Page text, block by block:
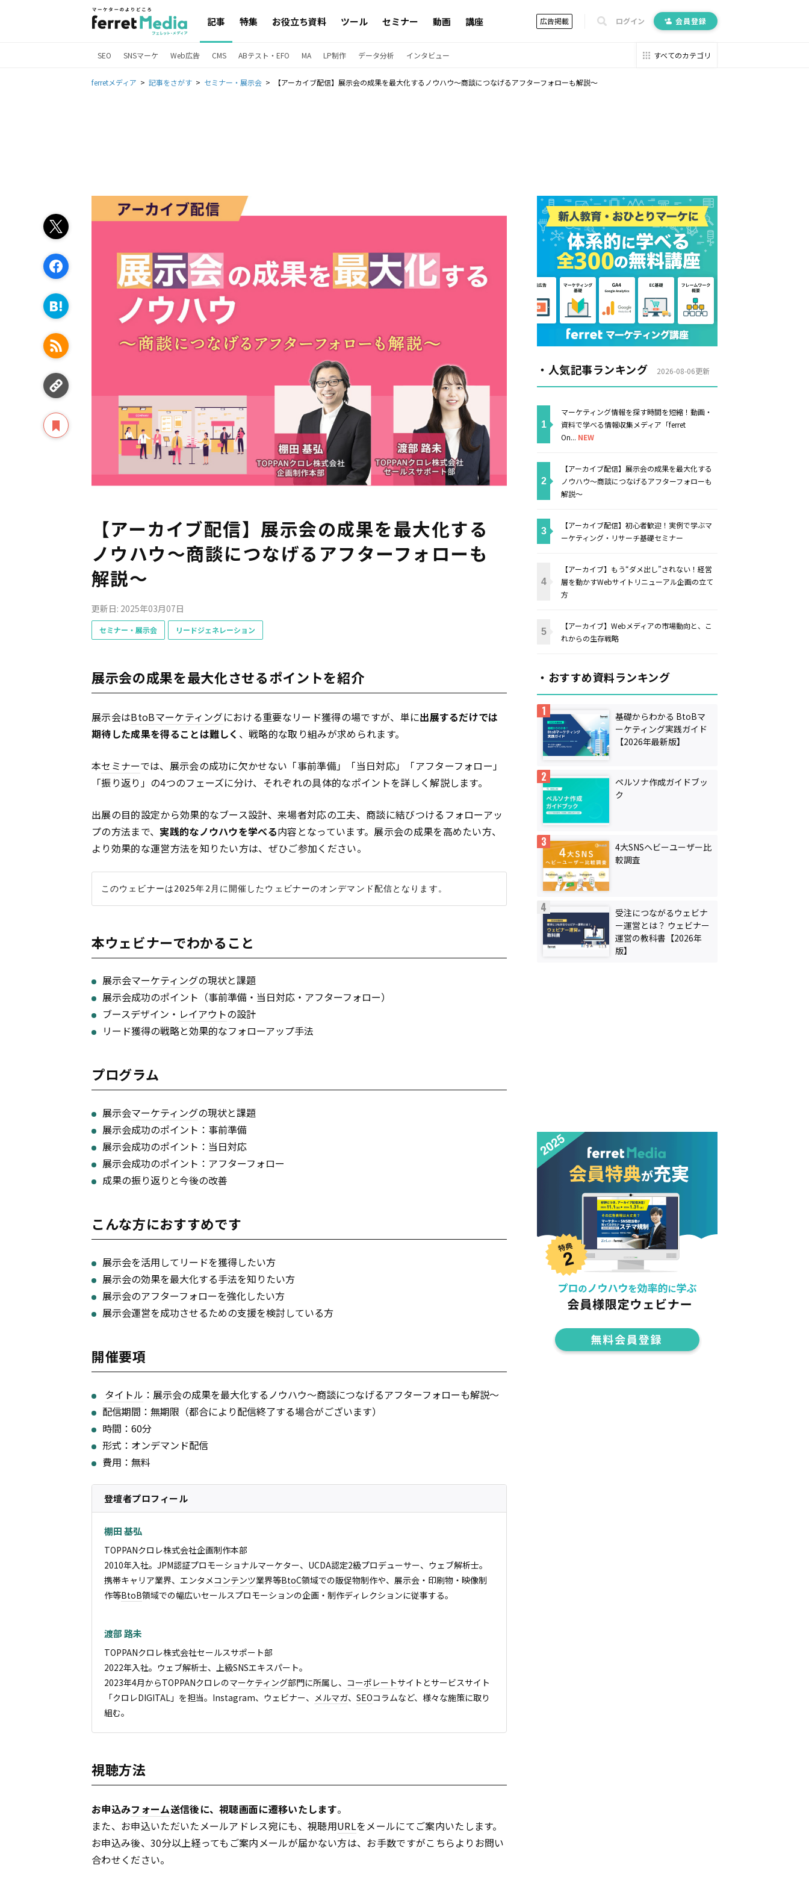
記事 特集 お役立ち資料 ツール セミナー 動画 講座 広告掲載 ログイン 会員登録
SEO SNSマーケ Web広告 CMS ABテスト・EFO MA LP制作 データ分析 インタビュー すべてのカテゴリ
ferretメディア 記事をさがす セミナー・展示会 【アーカイブ配信】展示会の成果を最大化するノウハウ～商談につなげるアフターフォローも解説～
【アーカイブ配信】展示会の成果を最大化する
ノウハウ～商談につなげるアフターフォローも
解説～
更新日: 2025年03月07日
セミナー・展示会 リードジェネレーション
展示会の成果を最大化させるポイントを紹介
展示会はBtoBマーケティングにおける重要なリード獲得の場ですが、単に出展するだけでは
期待した成果を得ることは難しく 、戦略的な取り組みが求められます。
本セミナーでは、展示会の成功に欠かせない「事前準備」「当日対応」「アフターフォロー」
「振り返り」の4つのフェーズに分け、それぞれの具体的なポイントを詳しく解説します。
出展の目的設定から効果的なブース設計、来場者対応の工夫、商談に結びつけるフォローアッ
プの方法まで、 実践的なノウハウを学べる内容となっています。展示会の成果を高めたい方、
より効果的な運営方法を知りたい方は、ぜひご参加ください。
本ウェビナーでわかること
展示会マーケティングの現状と課題
展示会成功のポイント（事前準備・当日対応・アフターフォロー）
ブースデザイン・ レイアウトの設計
リード獲得の戦略と効果的なフォローアップ手法
プログラム
展示会マーケティングの現状と課題
展示会成功のポイント：事前準備
展示会成功のポイント：当日対応
展示会成功のポイント：アフターフォロー
成果の振り返りと今後の改善
こんな方におすすめです
展示会を活用してリードを獲得したい方
展示会の効果を最大化する手法を知りたい方
展示会のアフターフォローを強化したい方
展示会運営を成功させるための支援を検討している方
開催要項
タイトル ：展示会の成果を最大化するノウハウ～商談につなげるアフターフォローも解説～
配信期間：無期限（都合により配信終了する場合がございます）
時間：60分
形式：オンデマンド配信
費用：無料
登壇者プロフィール
棚田 基弘
TOPPANクロレ株式会社企画制作本部
2010年入社。JPM認証プロモーショナルマーケター、UCDA認定2級プロデューサー、ウェブ解析士。
携帯キャリア業界、エンタメコンテンツ業界等BtoC領域での販促物制作や、展示会・印刷物・映像制
作等BtoB領域での幅広いセールスプロモーションの企画・制作ディレクションに従事する。
渡部 路未
TOPPANクロレ株式会社セールスサポート部
2022年入社。ウェブ解析士、上級SNSエキスパート。
2023年4月からTOPPANクロレのマーケティング部門に所属し、 コーポレートサイトとサービスサイト
「クロレDIGITAL」を担当。Instagram、ウェビナー、 メルマガ、 SEOコラムなど、様々な施策に取り
組む。
視聴方法
お申込みフォーム送信後に、視聴画面に遷移いたします。
また、お申込いただいたメールアドレス宛にも、視聴用URLをメールにてご案内いたします。
お申込み後、30分以上経ってもご案内メールが届かない方は、お手数ですがこちらよりお問い
合わせください。
・人気記事ランキング 2026-08-06更新
マーケティング情報を探す時間を短縮！動画・
資料で学べる情報収集メディア「ferret
On... NEW
【アーカイブ配信】展示会の成果を最大化する
ノウハウ～商談につなげるアフターフォローも
解説～
【アーカイブ配信】初心者歓迎！実例で学ぶマ
ーケティング・リサーチ基礎セミナー
【アーカイブ】もう“ダメ出し”されない！経営
層を動かすWebサイトリニューアル企画の立て
方
【アーカイブ】Webメディアの市場動向と、こ
れからの生存戦略
・おすすめ資料ランキング
基礎からわかる BtoBマ
ーケティング実践ガイド
【2026年最新版】
ペルソナ作成ガイドブッ
ク
4大SNSヘビーユーザー比
較調査
受注につながるウェビナ
ー運営とは？ ウェビナー
運営の教科書【2026年
版】